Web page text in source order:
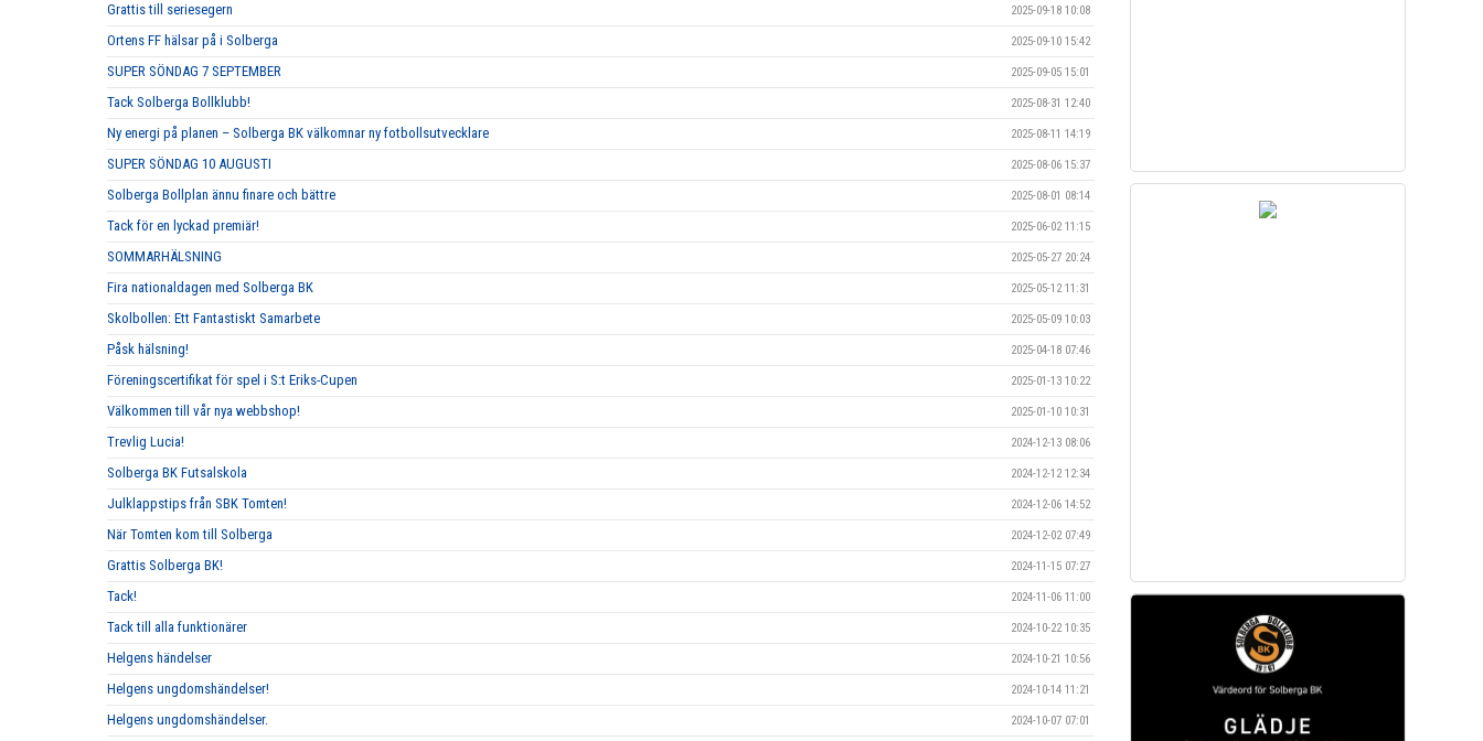
Grattis till seriesegern 2025-09-18 10:08
Ortens FF hälsar på i Solberga 2025-09-10 15:42
SUPER SÖNDAG 7 SEPTEMBER 2025-09-05 15:01
Tack Solberga Bollklubb! 2025-08-31 12:40
Ny energi på planen – Solberga BK välkomnar ny fotbollsutvecklare 2025-08-11 14:19
SUPER SÖNDAG 10 AUGUSTI 2025-08-06 15:37
Solberga Bollplan ännu finare och bättre 2025-08-01 08:14
Tack för en lyckad premiär! 2025-06-02 11:15
SOMMARHÄLSNING 2025-05-27 20:24
Fira nationaldagen med Solberga BK 2025-05-12 11:31
Skolbollen: Ett Fantastiskt Samarbete 2025-05-09 10:03
Påsk hälsning! 2025-04-18 07:46
Föreningscertifikat för spel i S:t Eriks-Cupen 2025-01-13 10:22
Välkommen till vår nya webbshop! 2025-01-10 10:31
Trevlig Lucia! 2024-12-13 08:06
Solberga BK Futsalskola 2024-12-12 12:34
Julklappstips från SBK Tomten! 2024-12-06 14:52
När Tomten kom till Solberga 2024-12-02 07:49
Grattis Solberga BK! 2024-11-15 07:27
Tack! 2024-11-06 11:00
Tack till alla funktionärer 2024-10-22 10:35
Helgens händelser 2024-10-21 10:56
Helgens ungdomshändelser! 2024-10-14 11:21
Helgens ungdomshändelser. 2024-10-07 07:01